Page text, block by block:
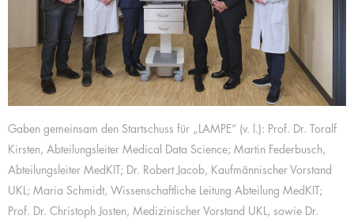
Gaben gemeinsam den Startschuss für „LAMPE“ (v. l.): Prof. Dr. Toralf
Kirsten, Abteilungsleiter Medical Data Science; Martin Federbusch,
Abteilungsleiter MedKIT; Dr. Robert Jacob, Kaufmännischer Vorstand
UKL; Maria Schmidt, Wissenschaftliche Leitung Abteilung MedKIT;
Prof. Dr. Christoph Josten, Medizinischer Vorstand UKL, sowie Dr.